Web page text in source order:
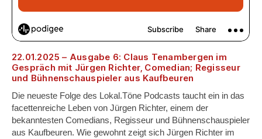
22.01.2025 – Ausgabe 6: Claus Tenambergen im
Gespräch mit Jürgen Richter, Comedian; Regisseur
und Bühnenschauspieler aus Kaufbeuren
Die neueste Folge des Lokal.Töne Podcasts taucht ein in das
facettenreiche Leben von Jürgen Richter, einem der
bekanntesten Comedians, Regisseur und Bühnenschauspieler
aus Kaufbeuren. Wie gewohnt zeigt sich Jürgen Richter im